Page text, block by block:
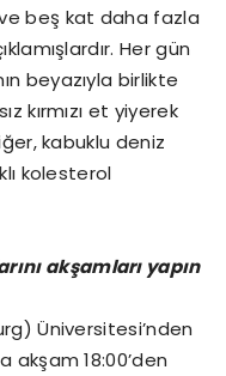
beş kat daha fazla
Her gün
beyazıyla birlikte
kırmızı et yiyerek
kabuklu deniz
kolesterol
akşamları yapın
Üniversitesi’nden
akşam 18:00’den